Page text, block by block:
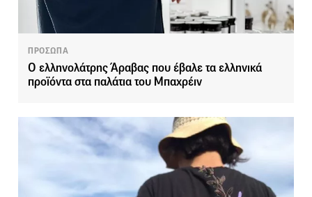
ΠΡΟΣΩΠΑ
Ο ελληνολάτρης Άραβας που έβαλε τα ελληνικά
προϊόντα στα παλάτια του Μπαχρέιν